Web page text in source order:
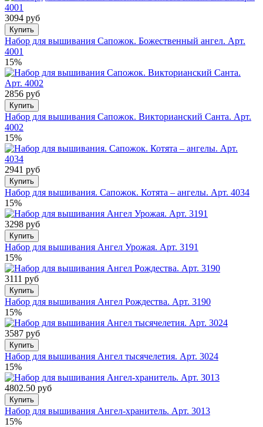
3094 руб
Купить
Набор для вышивания Сапожок. Божественный ангел. Арт.
4001
15%
2856 руб
Купить
Набор для вышивания Сапожок. Викторианский Санта. Арт.
4002
15%
2941 руб
Купить
Набор для вышивания. Сапожок. Котята – ангелы. Арт. 4034
15%
3298 руб
Купить
Набор для вышивания Ангел Урожая. Арт. 3191
15%
3111 руб
Купить
Набор для вышивания Ангел Рождества. Арт. 3190
15%
3587 руб
Купить
Набор для вышивания Ангел тысячелетия. Арт. 3024
15%
4802.50 руб
Купить
Набор для вышивания Ангел-хранитель. Арт. 3013
15%